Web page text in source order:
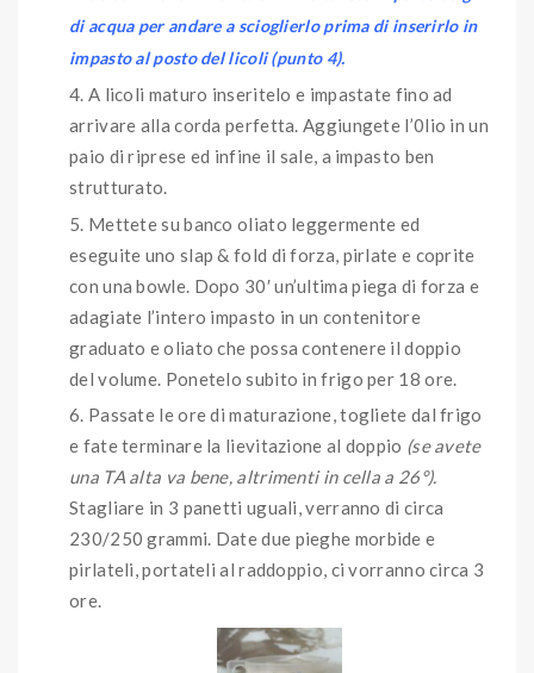
di acqua per andare a scioglierlo prima di inserirlo in
impasto al posto del licoli (punto 4).
A licoli maturo inseritelo e impastate fino ad
arrivare alla corda perfetta. Aggiungete l’0lio in un
paio di riprese ed infine il sale, a impasto ben
strutturato.
Mettete su banco oliato leggermente ed
eseguite uno slap & fold di forza, pirlate e coprite
con una bowle. Dopo 30′ un’ultima piega di forza e
adagiate l’intero impasto in un contenitore
graduato e oliato che possa contenere il doppio
del volume. Ponetelo subito in frigo per 18 ore.
Passate le ore di maturazione, togliete dal frigo
e fate terminare la lievitazione al doppio (se avete
una TA alta va bene, altrimenti in cella a 26°).
Stagliare in 3 panetti uguali, verranno di circa
230/250 grammi. Date due pieghe morbide e
pirlateli, portateli al raddoppio, ci vorranno circa 3
ore.